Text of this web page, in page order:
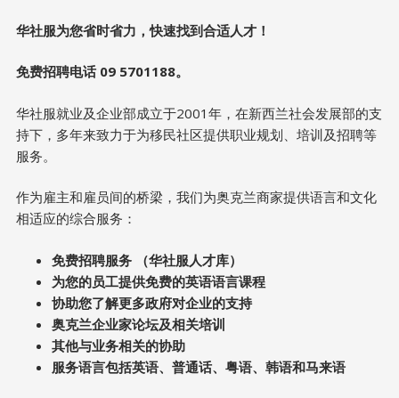
华社服为您省时省力，快速找到合适人才！
免费招聘电话 09 5701188。
华社服就业及企业部成立于2001年，在新西兰社会发展部的支
持下，多年来致力于为移民社区提供职业规划、培训及招聘等
服务。
作为雇主和雇员间的桥梁，我们为奥克兰商家提供语言和文化
相适应的综合服务：
免费招聘服务 （华社服人才库）
为您的员工提供免费的英语语言课程
协助您了解更多政府对企业的支持
奥克兰企业家论坛及相关培训
其他与业务相关的协助
服务语言包括英语、普通话、粤语、韩语和马来语